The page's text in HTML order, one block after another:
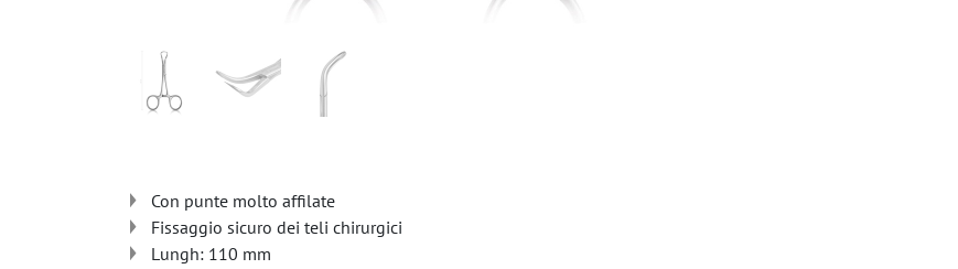
Con punte molto affilate
Fissaggio sicuro dei teli chirurgici
Lungh: 110 mm